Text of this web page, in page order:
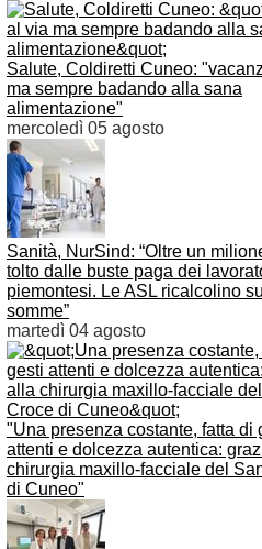
Salute, Coldiretti Cuneo:
ma sempre badando alla sana
alimentazione"
mercoledì 05 agosto
Sanità, NurSind: “Oltre un
tolto dalle buste paga dei
piemontesi. Le ASL ricalcolino
somme”
martedì 04 agosto
"Una presenza costante, fatta di
attenti e dolcezza autentica:
chirurgia maxillo-facciale del
di Cuneo"